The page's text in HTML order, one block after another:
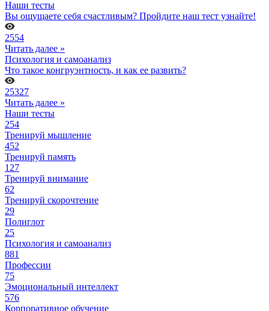
Наши тесты
Вы ощущаете себя счастливым? Пройдите наш тест узнайте!
2554
Читать далее »
Психология и самоанализ
Что такое конгруэнтность, и как ее развить?
25327
Читать далее »
Наши тесты
254
Тренируй мышление
452
Тренируй память
127
Тренируй внимание
62
Тренируй скорочтение
29
Полиглот
25
Психология и самоанализ
881
Профессии
75
Эмоциональный интеллект
576
Корпоративное обучение